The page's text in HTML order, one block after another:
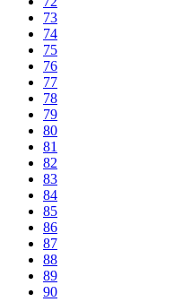
73
74
75
76
77
78
79
80
81
82
83
84
85
86
87
88
89
90